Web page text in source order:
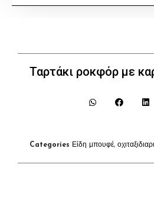
Ταρτάκι ροκφόρ με
Categories Είδη μπουφέ,